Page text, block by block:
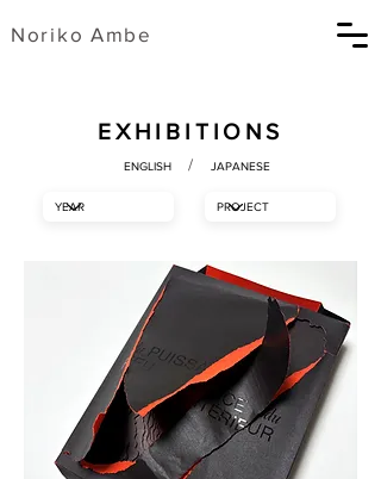
​Noriko Ambe
EXHIBITIONS
ENGLISH / JAPANESE